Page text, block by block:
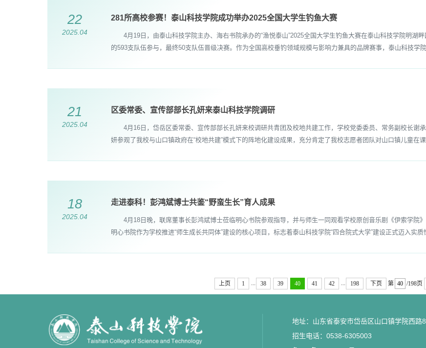
22
2025.04
281所高校参赛！泰山科技学院成功举办2025全国大学生钓鱼大赛
4月19日，由泰山科技学院主办、海右书院承办的“渔悦泰山”2025全国大学生钓鱼大赛在泰山科技学院明湖
的593支队伍参与，最终50支队伍晋级决赛。作为全国高校垂钓领域规模与影响力兼具的品牌赛事，泰山科技学
21
2025.04
区委常委、宣传部部长孔妍来泰山科技学院调研
4月16日，岱岳区委常委、宣传部部长孔妍来校调研共青团及校地共建工作，学校党委委员、常务副校长谢
妍参观了我校与山口镇政府在“校地共建”模式下的阵地化建设成果，充分肯定了我校志愿者团队对山口镇儿童在
18
2025.04
走进泰科！彭鸿斌博士共鉴“野蛮生长”育人成果
4月18日晚，联席董事长彭鸿斌博士莅临明心书院参观指导，并与师生一同观看学校原创音乐剧《伊索学院》
明心书院作为学校推进“师生成长共同体”建设的核心项目，标志着泰山科技学院“四合院式大学”建设正式迈入实
上页 1 38 39 40 41 42 198 下页 第 /198页
地址：山东省泰安市岱岳区山口镇学院西路
招生电话：0538-6305003